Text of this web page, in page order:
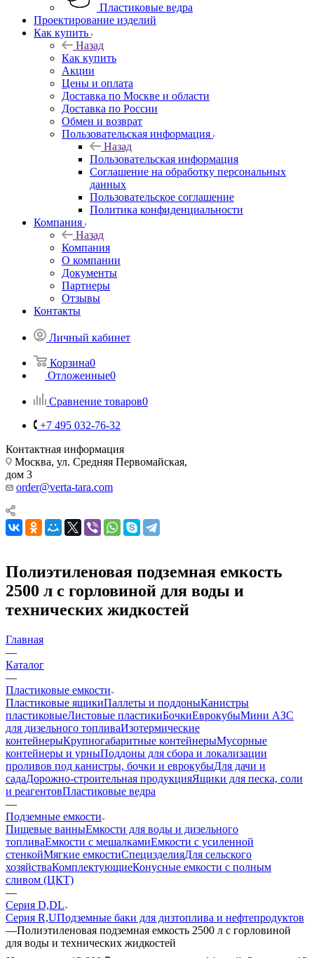
Пластиковые ведра
Проектирование изделий
Как купить
Назад
Как купить
Акции
Цены и оплата
Доставка по Москве и области
Доставка по России
Обмен и возврат
Пользовательская информация
Назад
Пользовательская информация
Соглашение на обработку персональных
данных
Пользовательское соглашение
Политика конфиденциальности
Компания
Назад
Компания
О компании
Документы
Партнеры
Отзывы
Контакты
Личный кабинет
Корзина0
Отложенные0
Сравнение товаров0
+7 495 032-76-32
Контактная информация
Москва, ул. Средняя Первомайская,
дом 3
order@verta-tara.com
Полиэтиленовая подземная емкость
2500 л с горловиной для воды и
технических жидкостей
Главная
—
Каталог
—
Пластиковые емкости
Пластиковые ящикиПаллеты и поддоныКанистры
пластиковыеЛистовые пластикиБочкиЕврокубыМини АЗС
для дизельного топливаИзотермические
контейнерыКрупногабаритные контейнерыМусорные
контейнеры и урныПоддоны для сбора и локализации
проливов под канистры, бочки и еврокубыДля дачи и
садаДорожно-строительная продукцияЯщики для песка, соли
и реагентовПластиковые ведра
—
Подземные емкости
Пищевые ванныЕмкости для воды и дизельного
топливаЕмкости с мешалкамиЕмкости с усиленной
стенкойМягкие емкостиСпецизделияДля сельского
хозяйстваКомплектующиеКонусные емкости с полным
сливом (ЦКТ)
—
Серия D,DL
Серия R,UПодземные баки для дизтоплива и нефтепродуктов
—Полиэтиленовая подземная емкость 2500 л с горловиной
для воды и технических жидкостей